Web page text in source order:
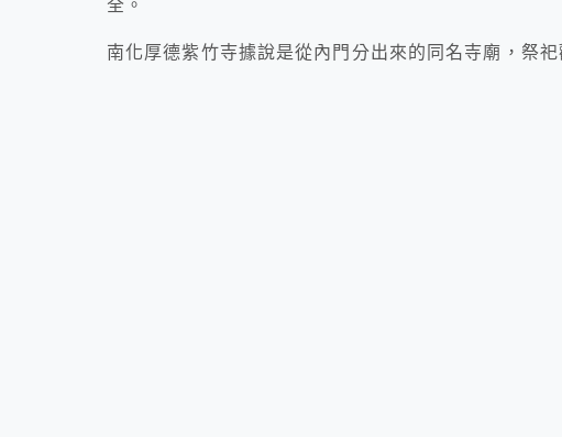
全。
南化厚德紫竹寺據說是從內門分出來的同名寺廟，祭